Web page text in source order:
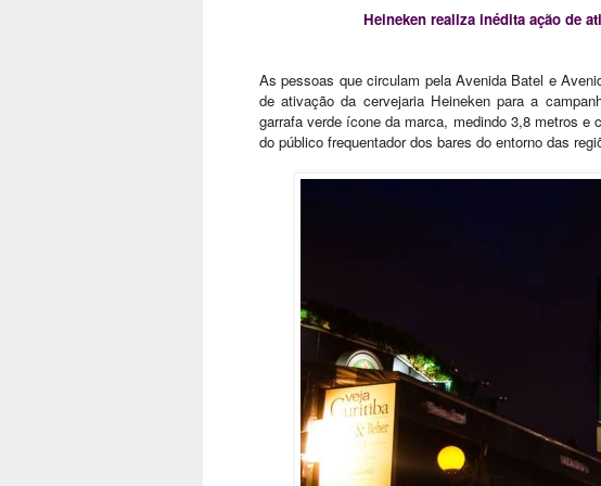
Heineken realiza inédita ação de
As pessoas que circulam pela Avenida Batel e
de ativação da cervejaria Heineken para a
garrafa verde ícone da marca, medindo 3,8 metros
do público frequentador dos bares do entorno das